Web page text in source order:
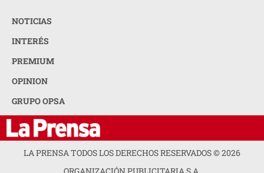
NOTICIAS
INTERÉS
PREMIUM
OPINION
GRUPO OPSA
LA PRENSA TODOS LOS DERECHOS RESERVADOS ©2026